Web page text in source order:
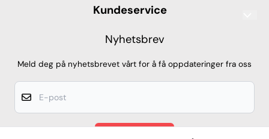
Led Lys AS
7012 Trondheim
Org. nr. 912068978
Kundeservice
Frakt og levering
Nyhetsbrev
Meld deg på nyhetsbrevet vårt for å få oppdateringer fra oss